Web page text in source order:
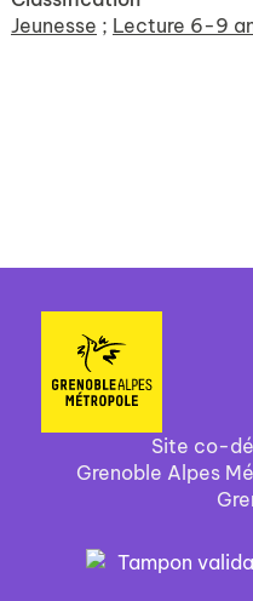
Jeunesse ; Lecture 6-9
Site co-
Grenoble Alpes